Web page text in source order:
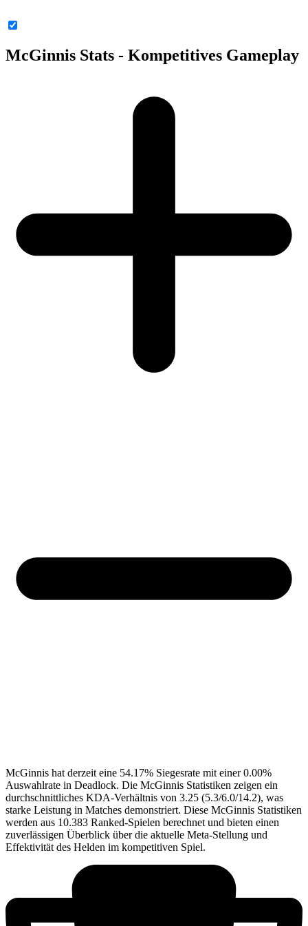
McGinnis Stats - Kompetitives Gameplay
McGinnis hat derzeit eine 54.17% Siegesrate mit einer 0.00%
Auswahlrate in Deadlock. Die McGinnis Statistiken zeigen ein
durchschnittliches KDA-Verhältnis von 3.25 (5.3/6.0/14.2), was
starke Leistung in Matches demonstriert. Diese McGinnis Statistiken
werden aus 10.383 Ranked-Spielen berechnet und bieten einen
zuverlässigen Überblick über die aktuelle Meta-Stellung und
Effektivität des Helden im kompetitiven Spiel.